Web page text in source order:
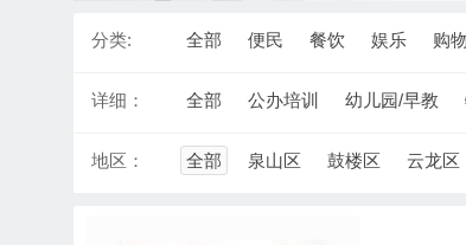
分类: 全部 便民 餐饮 娱乐 购物
详细： 全部 公办培训 幼儿园/早教
地区： 全部 泉山区 鼓楼区 云龙区